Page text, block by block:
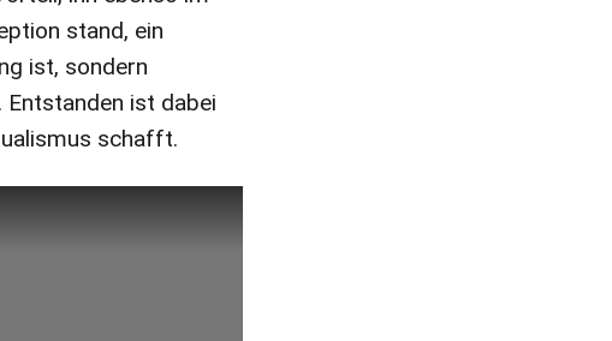
stand, ein
ist, sondern
ist dabei
schafft.